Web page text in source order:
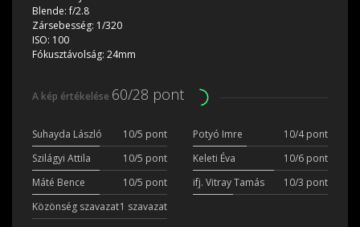
Blende:f/2.8
Zársebesség: 1/320
ISO: 100
Fókusztávolság: 24mm
A kép értékelése 60/28 pont
Suhayda László 10/5 pont Potyó Imre
10/4 pont
Szilágyi Attila
10/5 pont Keleti Éva
10/6 pont
Máté Bence
10/5 pont ifj. Vitray Tamás
10/3 pont
Közönség szavazat1 szavazat